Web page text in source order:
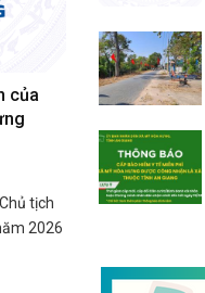
của
tịch
2026